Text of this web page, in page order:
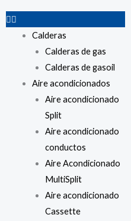
Calderas
Calderas de gas
Calderas de gasoil
Aire acondicionados
Aire acondicionado
Split
Aire acondicionado
conductos
Aire Acondicionado
MultiSplit
Aire acondicionado
Cassette